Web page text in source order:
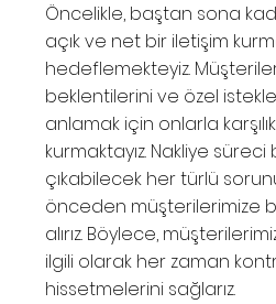
Öncelikle, baştan sona
açık ve net bir iletişim
hedeflemekteyiz.
beklentilerini ve özel
anlamak için onlarla
kurmaktayız. Nakliye
çıkabilecek her türlü
önceden müşterilerimize
alırız. Böylece,
ilgili olarak her zaman
hissetmelerini sağlarız.